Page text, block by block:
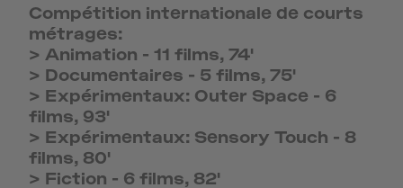
Compétition internationale de courts
métrages:
> Animation - 11 films, 74'
> Documentaires - 5 films, 75'
> Expérimentaux: Outer Space - 6
films, 93'
> Expérimentaux: Sensory Touch - 8
films, 80'
> Fiction - 6 films, 82'